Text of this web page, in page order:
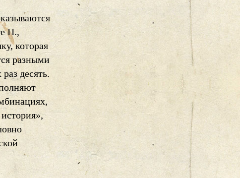
П.,
которая
разными
десять.